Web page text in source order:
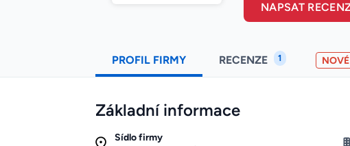
NAPSAT
PROFIL FIRMY RECENZE 1 NOVÉ
Základní informace
Sídlo firmy